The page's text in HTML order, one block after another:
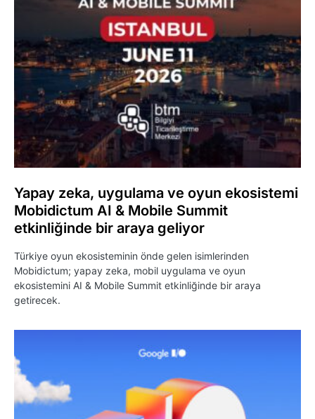
Yapay zeka, uygulama ve oyun ekosistemi
Mobidictum AI & Mobile Summit
etkinliğinde bir araya geliyor
Türkiye oyun ekosisteminin önde gelen isimlerinden
Mobidictum; yapay zeka, mobil uygulama ve oyun
ekosistemini AI & Mobile Summit etkinliğinde bir araya
getirecek.